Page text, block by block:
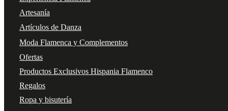
Artesanía
Artículos de Danza
Moda Flamenca y Complementos
Ofertas
Productos Exclusivos Hispania Flamenco
Regalos
Ropa y bisutería